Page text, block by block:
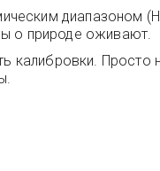
диапазоном
о природе оживают.
Просто